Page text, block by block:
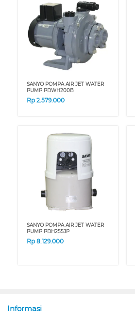
SANYO POMPA AIR JET WATER
PUMP PDWH200B
Rp 2.579.000
SANYO POMPA AIR JET WATER
PUMP PDH255JP
Rp 8.129.000
Informasi